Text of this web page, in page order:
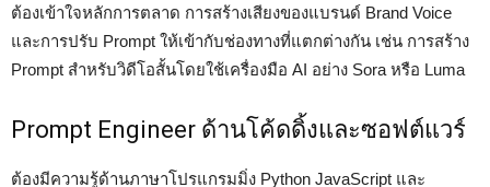
ต้องเข้าใจหลักการตลาด การสร้างเสียงของแบรนด์ Brand Voice
และการปรับ Prompt ให้เข้ากับช่องทางที่แตกต่างกัน เช่น การสร้าง
Prompt สำหรับวิดีโอสั้นโดยใช้เครื่องมือ AI อย่าง Sora หรือ Luma
Prompt Engineer ด้านโค้ดดิ้งและซอฟต์แวร์
ต้องมีความรู้ด้านภาษาโปรแกรมมิ่ง Python JavaScript และ